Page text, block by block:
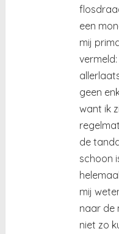
een
mij
geen
want ik
de
schoon
mij
naar de
niet zo